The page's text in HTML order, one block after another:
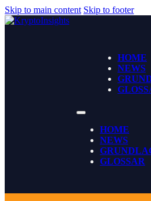
Skip to main content Skip to footer
HOME
NEWS
HOME
NEWS
GLOSSAR